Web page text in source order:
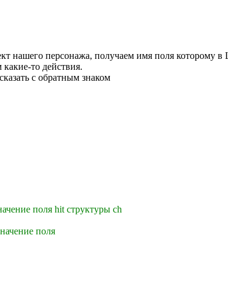
нашего персонажа, получаем имя поля которому в
то действия.
с обратным знаком
поля hit структуры ch
поля